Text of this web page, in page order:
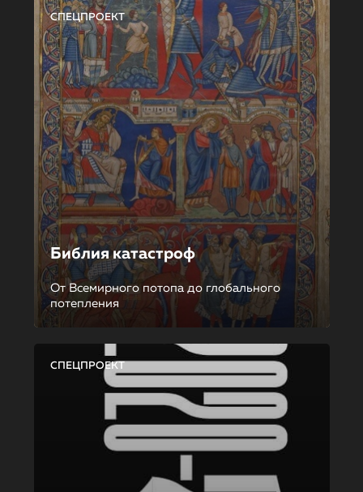
СПЕЦПРОЕКТ
Библия катастроф
От Всемирного потопа до глобального
потепления
СПЕЦПРОЕКТ